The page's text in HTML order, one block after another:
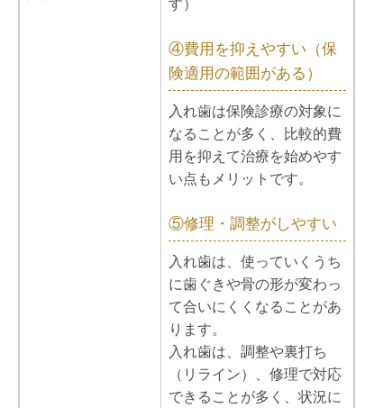
す）
④費用を抑えやすい（保
険適用の範囲がある）
入れ歯は保険診療の対象に
なることが多く、比較的費
用を抑えて治療を始めやす
い点もメリットです。
⑤修理・調整がしやすい
入れ歯は、使っていくうち
に歯ぐきや骨の形が変わっ
て合いにくくなることがあ
ります。
入れ歯は、調整や裏打ち
（リライン）、修理で対応
できることが多く、状況に